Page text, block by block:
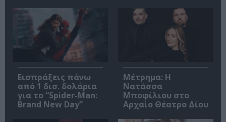
Εισπράξεις πάνω
από 1 δισ. δολάρια
για το “Spider-Man:
Brand New Day”
Μέτρημα: Η
Νατάσσα
Μποφίλιου στο
Αρχαίο Θέατρο Δίου